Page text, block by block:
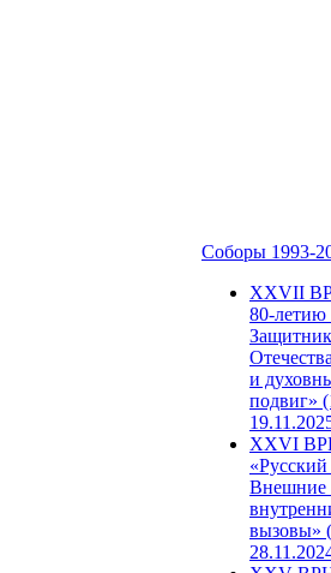
Соборы 1993-
ХХVII
80-
и
подвиг»
XXVI
Внешние
вызовы»